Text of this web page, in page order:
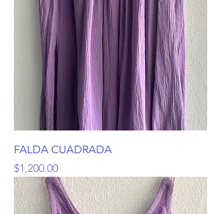
FALDA CUADRADA
Precio
$1,200.00